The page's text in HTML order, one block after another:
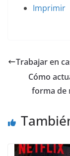
Imprimir
Trabajar en
Cómo
forma de